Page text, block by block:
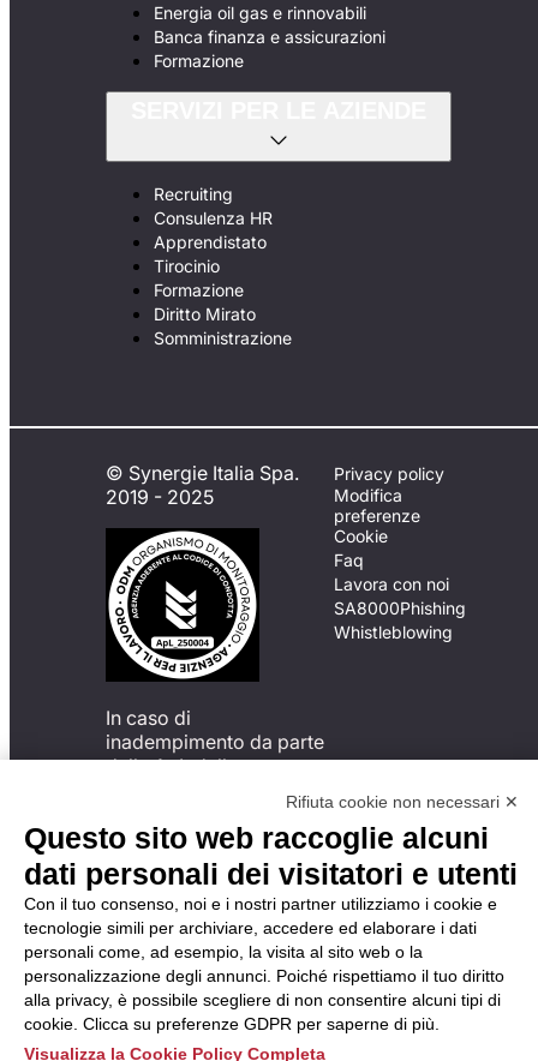
Energia oil gas e rinnovabili
Banca finanza e assicurazioni
Formazione
Recruiting
Consulenza HR
Apprendistato
Tirocinio
Formazione
Diritto Mirato
Somministrazione
© Synergie Italia Spa.
2019 - 2025
In caso di
inadempimento da parte
della ApL delle
del Codice di Condotta, è
possibile presentare un
reclamo
all’Organismo di
Monitoraggio utilizzando
una delle modalità
descritte al seguente
indirizzo web
https://odm-
agenzielavoro.it/reclami/.
Privacy policy
Modifica
preferenze
Cookie
Faq
Lavora con noi
SA8000Phishing
Whistleblowing
Rifiuta cookie non necessari ✕
Questo sito web raccoglie alcuni
dati personali dei visitatori e utenti
Con il tuo consenso, noi e i nostri partner utilizziamo i cookie e
tecnologie simili per archiviare, accedere ed elaborare i dati
personali come, ad esempio, la visita al sito web o la
personalizzazione degli annunci. Poiché rispettiamo il tuo diritto
alla privacy, è possibile scegliere di non consentire alcuni tipi di
cookie. Clicca su preferenze GDPR per saperne di più.
Visualizza la Cookie Policy Completa